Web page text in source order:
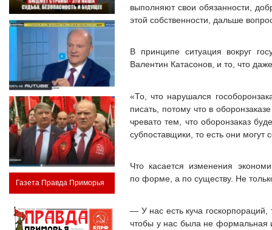
Газета Правда Приморья
выполняют свои обязанности,
этой собственности, дальше
В принципе ситуация вокруг
Валентин Катасонов, и то, что
«То, что нарушался
писать, потому что в
чревато тем, что оборонзаказ
субпоставщики, то есть они
Что касается изменения
по форме, а по существу. Не
— У нас есть куча госкорпораций,
чтобы у нас была не формальная